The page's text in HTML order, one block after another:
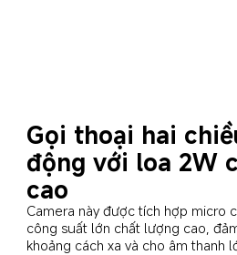
Gọi thoại hai
động với loa 2W
cao
Camera này được tích hợp micro
công suất lớn chất lượng cao,
khoảng cách xa và cho âm thanh